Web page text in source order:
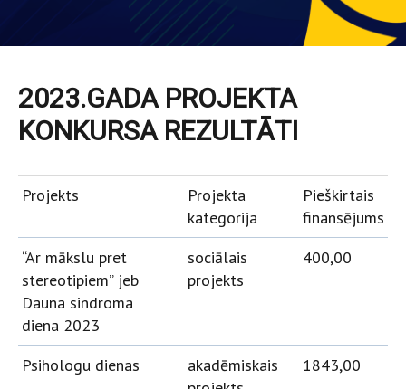
2023.GADA PROJEKTA
KONKURSA REZULTĀTI
Projekts
Projekta
kategorija
Pieškirtais
finansējums
“Ar mākslu pret
stereotipiem” jeb
Dauna sindroma
diena 2023
sociālais
projekts
400,00
Psihologu dienas
akadēmiskais
1843,00